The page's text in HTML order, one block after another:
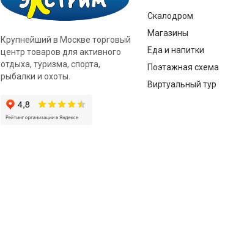
Крупнейший в Москве торговый
центр товаров для активного
отдыха, туризма, спорта,
рыбалки и охоты.
Скалодром
Магазины
Еда и напитки
Поэтажная схема
Виртуальный тур